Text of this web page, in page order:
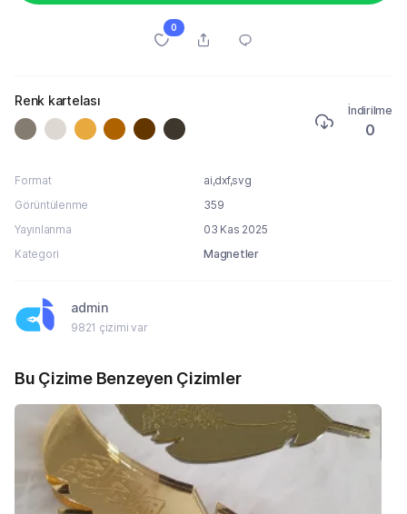
0
Renk kartelası
İndirilme
0
Format
ai,dxf,svg
Görüntülenme
359
Yayınlanma
03 Kas 2025
Kategori
Magnetler
admin
9821 çizimi var
Bu Çizime Benzeyen Çizimler